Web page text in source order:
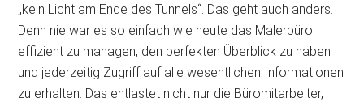
„kein Licht am Ende des Tunnels“. Das geht auch anders.
Denn nie war es so einfach wie heute das Malerbüro
effizient zu managen, den perfekten Überblick zu haben
und jederzeitig Zugriff auf alle wesentlichen Informationen
zu erhalten. Das entlastet nicht nur die Büromitarbeiter,